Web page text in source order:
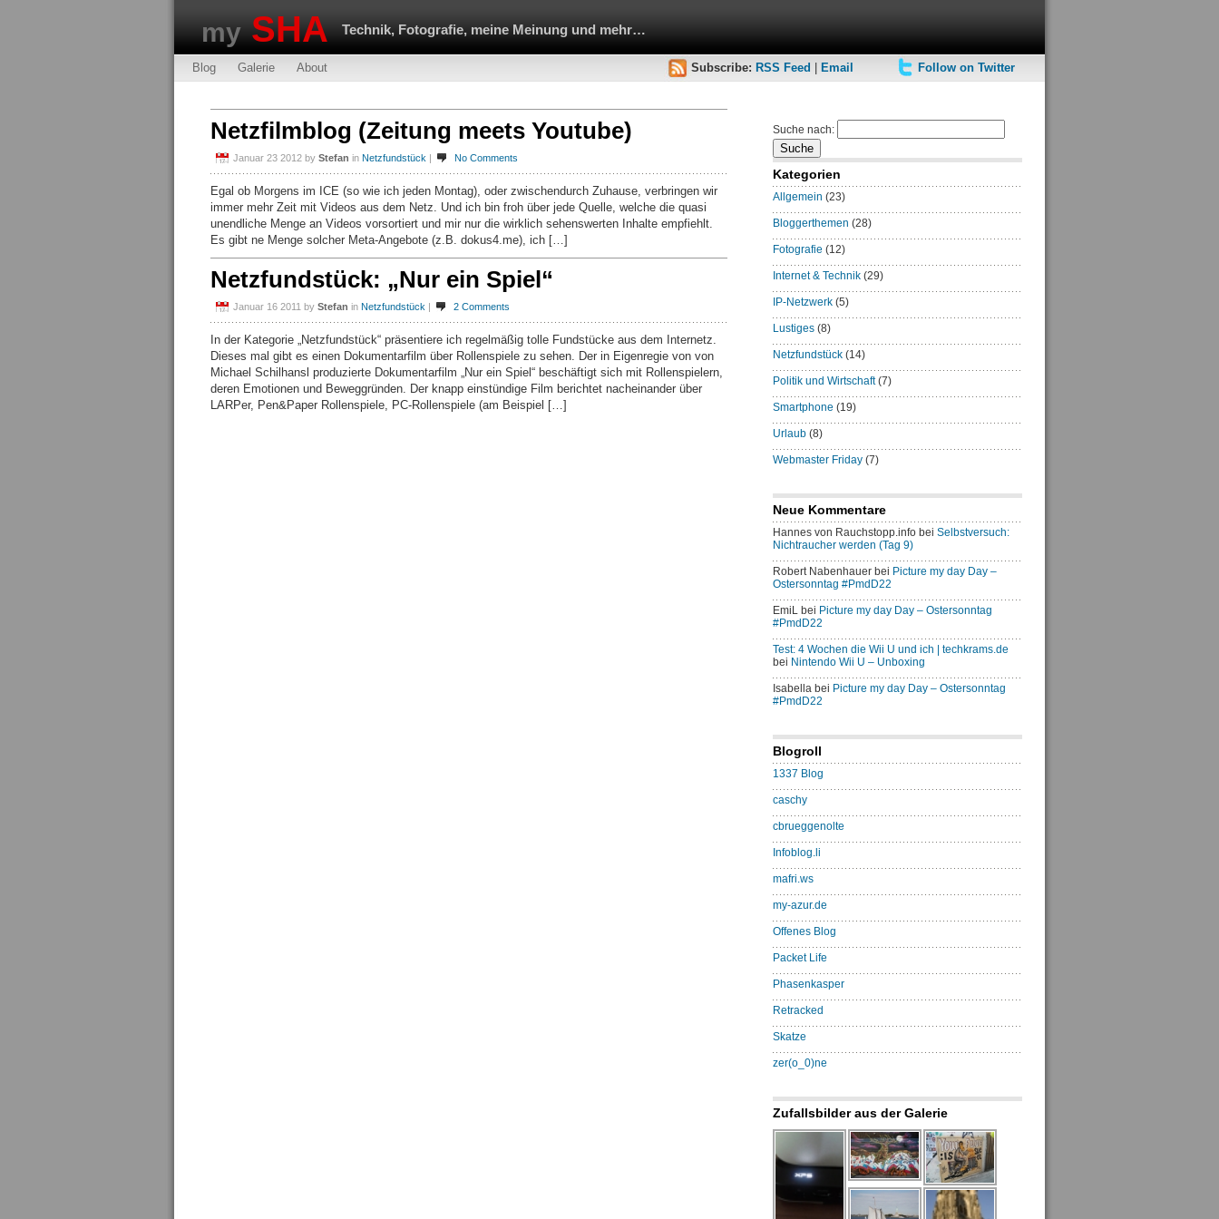
my SHA Technik, Fotografie, meine Meinung und mehr…
Blog Galerie About Follow on Twitter
Subscribe: RSS Feed Email
Netzfilmblog (Zeitung meets Youtube)
Januar 23 2012 by Stefan in Netzfundstück | No Comments
Egal ob Morgens im ICE (so wie ich jeden Montag), oder zwischendurch Zuhause, verbringen wir
immer mehr Zeit mit Videos aus dem Netz. Und ich bin froh über jede Quelle, welche die quasi
unendliche Menge an Videos vorsortiert und mir nur die wirklich sehenswerten Inhalte empfiehlt.
Es gibt ne Menge solcher Meta-Angebote (z.B. dokus4.me), ich […]
Netzfundstück: „Nur ein Spiel“
Januar 16 2011 by Stefan in Netzfundstück | 2 Comments
In der Kategorie „Netzfundstück“ präsentiere ich regelmäßig tolle Fundstücke aus dem Internetz.
Dieses mal gibt es einen Dokumentarfilm über Rollenspiele zu sehen. Der in Eigenregie von von
Michael Schilhansl produzierte Dokumentarfilm „Nur ein Spiel“ beschäftigt sich mit Rollenspielern,
deren Emotionen und Beweggründen. Der knapp einstündige Film berichtet nacheinander über
LARPer, Pen&Paper Rollenspiele, PC-Rollenspiele (am Beispiel […]
Suche nach:
Kategorien
Allgemein (23)
Bloggerthemen (28)
Fotografie (12)
Internet & Technik (29)
IP-Netzwerk (5)
Lustiges (8)
Netzfundstück (14)
Politik und Wirtschaft(7)
Smartphone (19)
Urlaub (8)
Webmaster Friday (7)
Neue Kommentare
Hannes von Rauchstopp.info bei Selbstversuch:
Nichtraucher werden (Tag 9)
Robert Nabenhauer bei Picture my day Day –
Ostersonntag #PmdD22
EmiL bei Picture my day Day – Ostersonntag
#PmdD22
Test: 4 Wochen die Wii U und ich | techkrams.de
bei Nintendo Wii U – Unboxing
Isabella bei Picture my day Day – Ostersonntag
#PmdD22
Blogroll
1337 Blog
caschy
cbrueggenolte
Infoblog.li
mafri.ws
my-azur.de
Offenes Blog
Packet Life
Phasenkasper
Retracked
Skatze
zer(o_0)ne
Zufallsbilder aus der Galerie